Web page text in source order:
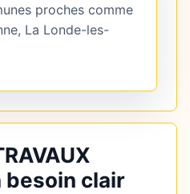
proches comme
La Londe-les-
besoin clair